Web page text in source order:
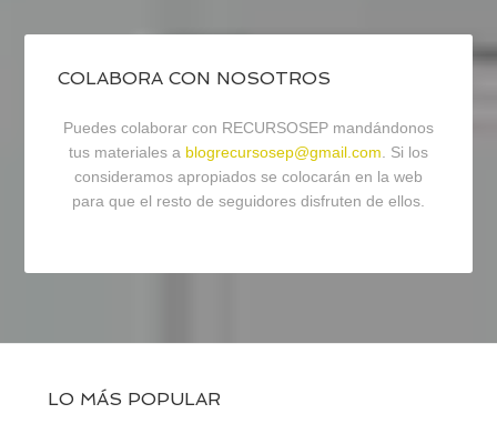
COLABORA CON NOSOTROS
Puedes colaborar con RECURSOSEP mandándonos
tus materiales a blogrecursosep@gmail.com. Si los
consideramos apropiados se colocarán en la web
para que el resto de seguidores disfruten de ellos.
LO MÁS POPULAR